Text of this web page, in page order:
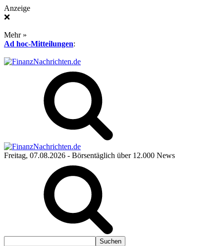
Anzeige
❌
Mehr »
Ad hoc-Mitteilungen:
Freitag, 07.08.2026 - Börsentäglich über 12.000 News